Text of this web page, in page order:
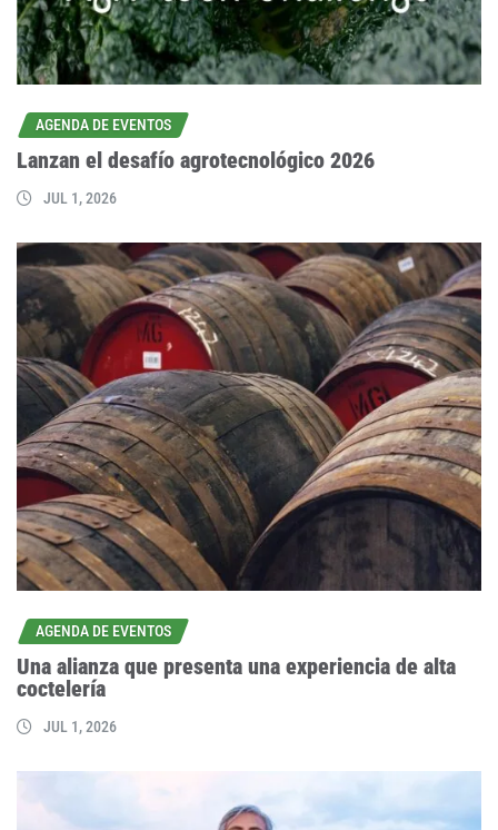
AGENDA DE EVENTOS
Lanzan el desafío agrotecnológico 2026
JUL 1, 2026
AGENDA DE EVENTOS
Una alianza que presenta una experiencia de alta
coctelería
JUL 1, 2026